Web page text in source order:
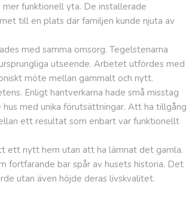
funktionell yta. De installerade
till en plats där familjen kunde njuta av
med samma omsorg. Tegelstenarna
utseende. Arbetet utfördes med
möte mellan gammalt och nytt.
Enligt hantverkarna hade små misstag
med unika förutsättningar. Att ha tillgång
ett resultat som enbart var funktionellt
ett nytt hem utan att ha lämnat det gamla.
fortfarande bar spår av husets historia. Det
utan även höjde deras livskvalitet.